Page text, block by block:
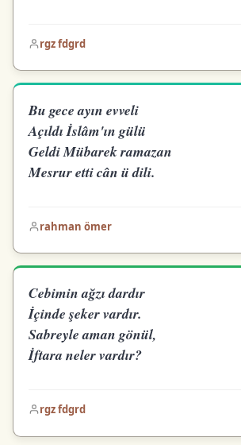
rgz fdgrd
Bu gece ayın evveli
Açıldı İslâm'ın gülü
Geldi Mübarek ramazan
Mesrur etti cân ü dili.
rahman ömer
Cebimin ağzı dardır
İçinde şeker vardır.
Sabreyle aman gönül,
İftara neler vardır?
rgz fdgrd